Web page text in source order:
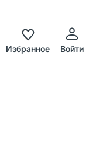
Избранное Войти